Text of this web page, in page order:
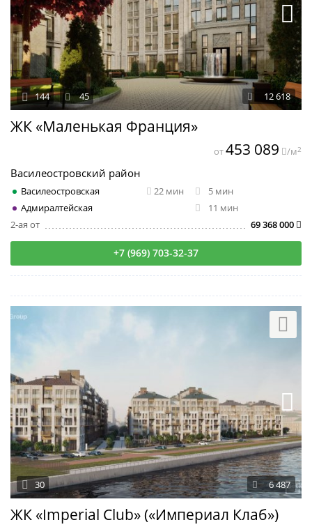
ЖК «Маленькая Франция»
12 618
144 45
Василеостровский район
Василеостровская 22 мин
5 мин
Адмиралтейская
11 мин
2-ая от
69 368 000
от453 089 /м2
+7 (969) 703-32-37
ЖК «Imperial Club» («Империал Клаб»)
6 487
30